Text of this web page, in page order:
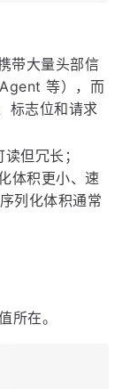
带大量头部信
等），而
标志位和请求
但冗长；
体积更小、速
列化体积通常
所在。